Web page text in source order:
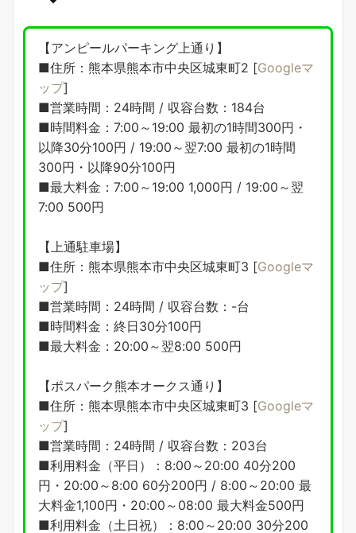
【アンピールパーキング上通り】
■住所：熊本県熊本市中央区城東町2 [Googleマ
ップ]
■営業時間：24時間 / 収容台数：184台
■時間料金：7:00～19:00 最初の1時間300円・
以降30分100円 / 19:00～翌7:00 最初の1時間
300円・以降90分100円
■最大料金：7:00～19:00 1,000円 / 19:00～翌
7:00 500円
【上通駐車場】
■住所：熊本県熊本市中央区城東町3 [Googleマ
ップ]
■営業時間：24時間 / 収容台数：-台
■時間料金：終日30分100円
■最大料金：20:00～翌8:00 500円
【ポスパーク熊本オークス通り】
■住所：熊本県熊本市中央区城東町3 [Googleマ
ップ]
■営業時間：24時間 / 収容台数：203台
■利用料金（平日）：8:00～20:00 40分200
円・20:00～8:00 60分200円 / 8:00～20:00 最
大料金1,100円・20:00～08:00 最大料金500円
■利用料金（土日祝）：8:00～20:00 30分200